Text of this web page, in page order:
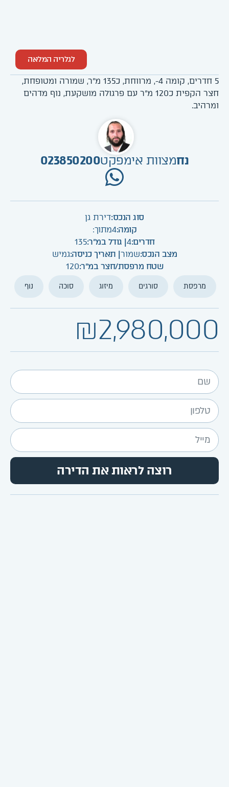
לגלריה המלאה
5 חדרים, קומה 4-, מרווחת, כ135 מ"ר, שמורה ומטופחת,
חצר הקפית כ120 מ"ר עם פרגולה מושקעת, נוף מדהים
ומרהיב.
נחמצוות אימפקט023850200
סוג הנכס:דירת גן
קומה:4מתוך:
חדרים:4| גודל במ"ר:135
מצב הנכס:שמור| תאריך כניסה:גמיש
שטח מרפסת/חצר במ"ר:120
מרפסת סורגים מיזוג סוכה נוף
₪2,980,000
רוצה לראות את הדירה